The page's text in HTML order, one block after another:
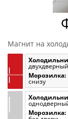
Магнит на
двухдверный
Морозилка:
снизу
Морозилка: